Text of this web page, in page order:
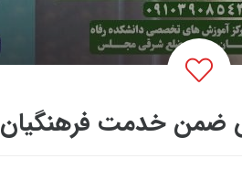
ضمن خدمت فرهنگيان